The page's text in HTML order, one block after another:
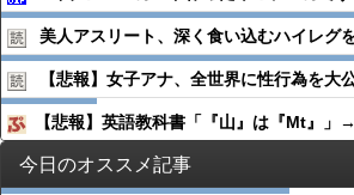
美人アスリート、深く食い込むハイレグ
【悲報】女子アナ、全世界に性行為を大
【悲報】英語教科書「『山』は『Mt』」
今日のオススメ記事